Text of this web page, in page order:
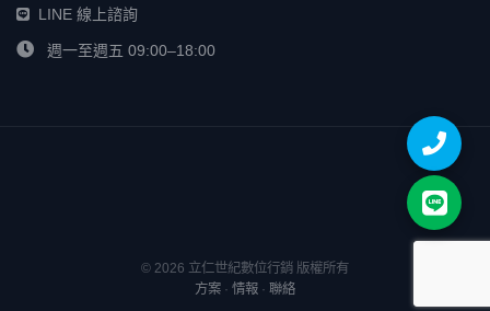
LINE 線上諮詢
週一至週五 09:00–18:00
© 2026 立仁世紀數位行銷 版權所有
方案 · 情報 · 聯絡